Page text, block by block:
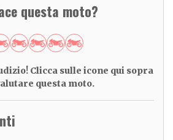
questa moto?
Clicca sulle icone qui sopra
questa moto.